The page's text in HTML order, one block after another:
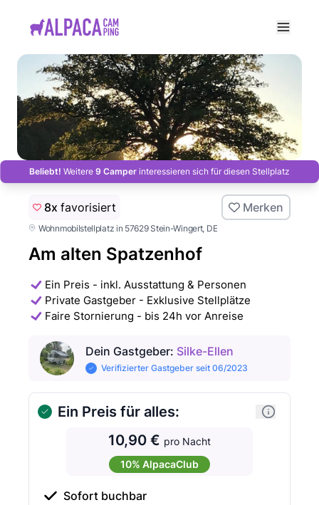
Beliebt! Weitere 9 Camper interessieren sich für diesen Stellplatz
Wohnmobilstellplatz in 57629 Stein-Wingert, DE
Am alten Spatzenhof
8x favorisiert Merken
Ein Preis - inkl. Ausstattung & Personen
Private Gastgeber - Exklusive Stellplätze
Faire Stornierung - bis 24h vor Anreise
Dein Gastgeber: Silke-Ellen
Verifizierter Gastgeber seit 06/2023
Ein Preis für alles:
10,90 € pro Nacht
10% AlpacaClub
Sofort buchbar